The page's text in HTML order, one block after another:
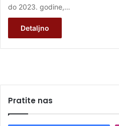
do 2023. godine,…
Detaljno
Pratite nas